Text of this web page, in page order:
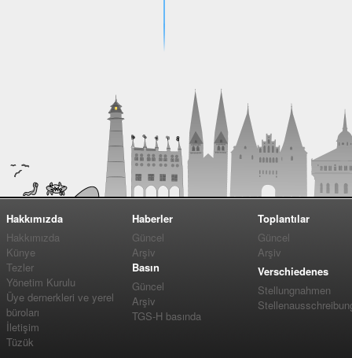
Hakkımızda
Hakkımızda
Künye
Tezler
Yönetim Kurulu
Üye dernerkleri ve yerel
büroları
İletişim
Tüzük
Haberler
Güncel
Arşiv
Basın
Güncel
Arşiv
TGS-H basında
Toplantılar
Güncel
Arşiv
Verschiedenes
Stellungnahmen